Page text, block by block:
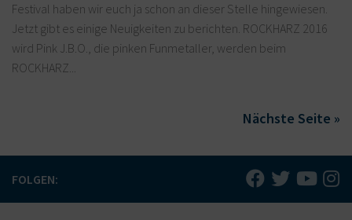
Festival haben wir euch ja schon an dieser Stelle hingewiesen.
Jetzt gibt es einige Neuigkeiten zu berichten. ROCKHARZ 2016
wird Pink J.B.O., die pinken Funmetaller, werden beim
ROCKHARZ...
Nächste Seite »
FOLGEN: